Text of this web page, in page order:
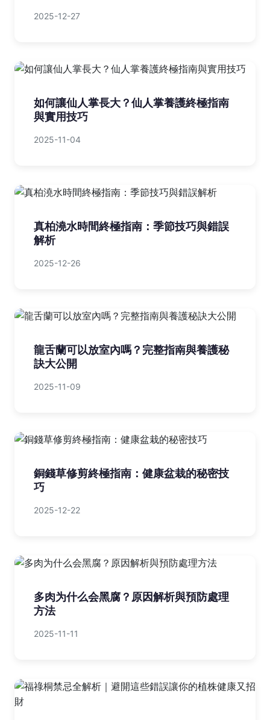
2025-12-27
如何讓仙人掌長大？仙人掌養護終極指南
與實用技巧
2025-11-04
真柏澆水時間終極指南：季節技巧與錯誤
解析
2025-12-26
龍舌蘭可以放室內嗎？完整指南與養護秘
訣大公開
2025-11-09
銅錢草修剪終極指南：健康盆栽的秘密技
巧
2025-12-22
多肉为什么会黑腐？原因解析與預防處理
方法
2025-11-11